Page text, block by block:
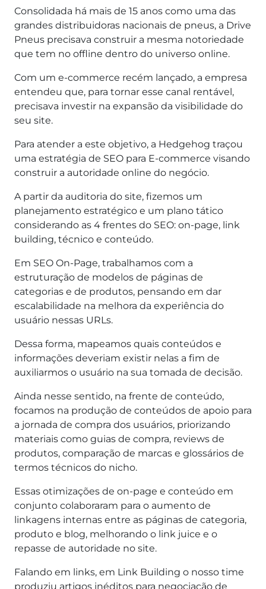
Consolidada há mais de 15 anos como uma das
grandes distribuidoras nacionais de pneus, a Drive
Pneus precisava construir a mesma notoriedade
que tem no offline dentro do universo online.
Com um e-commerce recém lançado, a empresa
entendeu que, para tornar esse canal rentável,
precisava investir na expansão da visibilidade do
seu site.
Para atender a este objetivo, a Hedgehog traçou
uma estratégia de SEO para E-commerce visando
construir a autoridade online do negócio.
A partir da auditoria do site, fizemos um
planejamento estratégico e um plano tático
considerando as 4 frentes do SEO: on-page, link
building, técnico e conteúdo.
Em SEO On-Page, trabalhamos com a
estruturação de modelos de páginas de
categorias e de produtos, pensando em dar
escalabilidade na melhora da experiência do
usuário nessas URLs.
Dessa forma, mapeamos quais conteúdos e
informações deveriam existir nelas a fim de
auxiliarmos o usuário na sua tomada de decisão.
Ainda nesse sentido, na frente de conteúdo,
focamos na produção de conteúdos de apoio para
a jornada de compra dos usuários, priorizando
materiais como guias de compra, reviews de
produtos, comparação de marcas e glossários de
termos técnicos do nicho.
Essas otimizações de on-page e conteúdo em
conjunto colaboraram para o aumento de
linkagens internas entre as páginas de categoria,
produto e blog, melhorando o link juice e o
repasse de autoridade no site.
Falando em links, em Link Building o nosso time
produziu artigos inéditos para negociação de